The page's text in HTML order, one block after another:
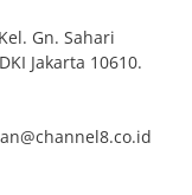
Gn. Sahari
Jakarta 10610.